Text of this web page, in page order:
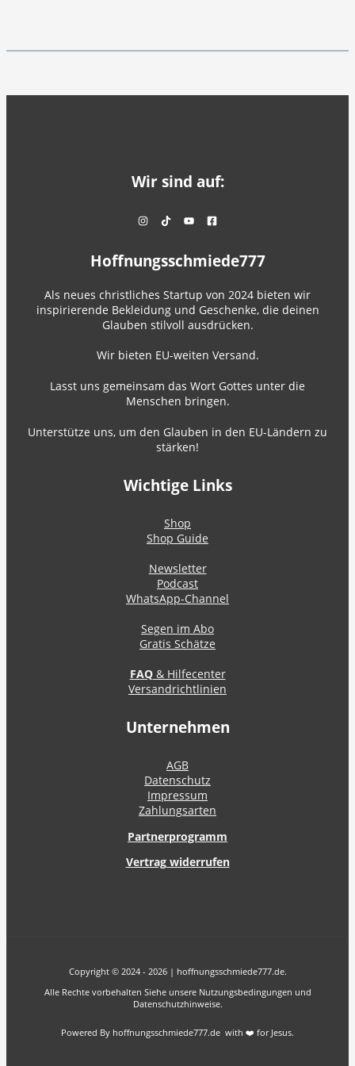
Wir sind auf:
Hoffnungsschmiede777
Als neues christliches Startup von 2024 bieten wir
inspirierende Bekleidung und Geschenke, die deinen
Glauben stilvoll ausdrücken.
Wir bieten EU-weiten Versand.
Lasst uns gemeinsam das Wort Gottes unter die
Menschen bringen.
Unterstütze uns, um den Glauben in den EU-Ländern zu
stärken!
Wichtige Links
Shop
Shop Guide
Newsletter
Podcast
WhatsApp-Channel
Segen im Abo
Gratis Schätze
FAQ& Hilfecenter
Versandrichtlinien
Unternehmen
AGB
Datenschutz
Impressum
Zahlungsarten
Partnerprogramm
Vertrag widerrufen
Copyright © 2024 - 2026 | hoffnungsschmiede777.de.
Alle Rechte vorbehalten Siehe unsere Nutzungsbedingungen und
Datenschutzhinweise.
Powered By hoffnungsschmiede777.de with ❤️ for Jesus.